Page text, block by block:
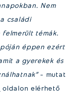
Nem
családi
témák.
éppen ezért
a gyerekek és
– mutat
oldalon elérhető